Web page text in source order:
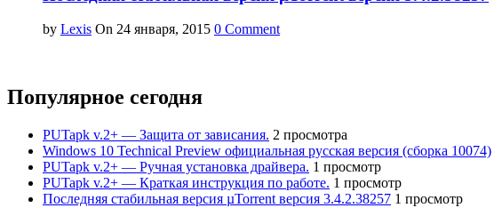
by Lexis On 24 января, 2015 0 Comment
Популярное сегодня
PUTapk v.2+ — Защита от зависания. 2 просмотра
Windows 10 Technical Preview официальная русская версия (сборка 10074)
PUTapk v.2+ — Ручная установка драйвера. 1 просмотр
PUTapk v.2+ — Краткая инструкция по работе. 1 просмотр
Последняя стабильная версия µTorrent версия 3.4.2.38257 1 просмотр